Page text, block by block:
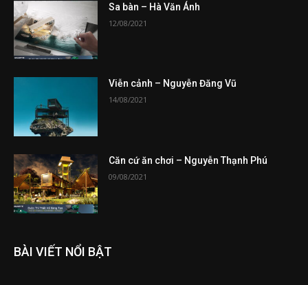
Sa bàn – Hà Văn Ánh
12/08/2021
Viễn cảnh – Nguyễn Đăng Vũ
14/08/2021
Căn cứ ăn chơi – Nguyễn Thạnh Phú
09/08/2021
BÀI VIẾT NỔI BẬT